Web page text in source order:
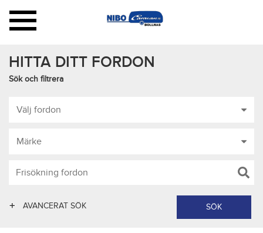
Toggle
navigation
HITTA DITT FORDON
Sök och filtrera
Välj fordon
Märke
AVANCERAT SÖK